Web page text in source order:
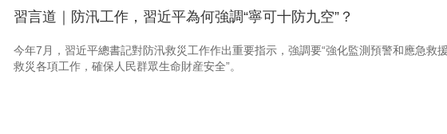
習言道｜防汛工作，習近平為何強調“寧可十防九空”？
今年7月，習近平總書記對防汛救災工作作出重要指示，強調要“強化監測預警和應急救
救災各項工作，確保人民群眾生命財産安全”。